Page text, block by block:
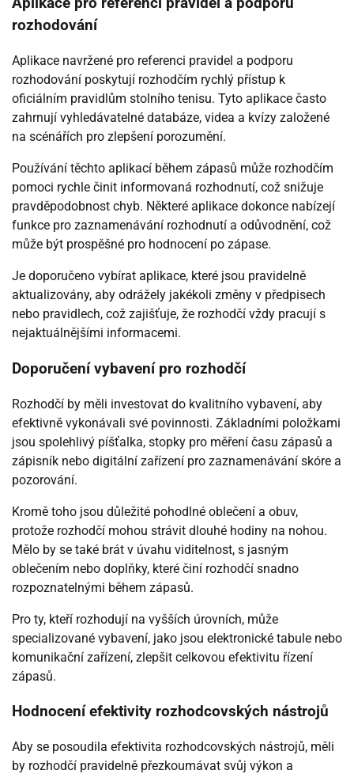
Aplikace pro referenci pravidel a podporu
rozhodování
Aplikace navržené pro referenci pravidel a podporu
rozhodování poskytují rozhodčím rychlý přístup k
oficiálním pravidlům stolního tenisu. Tyto aplikace často
zahrnují vyhledávatelné databáze, videa a kvízy založené
na scénářích pro zlepšení porozumění.
Používání těchto aplikací během zápasů může rozhodčím
pomoci rychle činit informovaná rozhodnutí, což snižuje
pravděpodobnost chyb. Některé aplikace dokonce nabízejí
funkce pro zaznamenávání rozhodnutí a odůvodnění, což
může být prospěšné pro hodnocení po zápase.
Je doporučeno vybírat aplikace, které jsou pravidelně
aktualizovány, aby odrážely jakékoli změny v předpisech
nebo pravidlech, což zajišťuje, že rozhodčí vždy pracují s
nejaktuálnějšími informacemi.
Doporučení vybavení pro rozhodčí
Rozhodčí by měli investovat do kvalitního vybavení, aby
efektivně vykonávali své povinnosti. Základními položkami
jsou spolehlivý píšťalka, stopky pro měření času zápasů a
zápisník nebo digitální zařízení pro zaznamenávání skóre a
pozorování.
Kromě toho jsou důležité pohodlné oblečení a obuv,
protože rozhodčí mohou strávit dlouhé hodiny na nohou.
Mělo by se také brát v úvahu viditelnost, s jasným
oblečením nebo doplňky, které činí rozhodčí snadno
rozpoznatelnými během zápasů.
Pro ty, kteří rozhodují na vyšších úrovních, může
specializované vybavení, jako jsou elektronické tabule nebo
komunikační zařízení, zlepšit celkovou efektivitu řízení
zápasů.
Hodnocení efektivity rozhodcovských nástrojů
Aby se posoudila efektivita rozhodcovských nástrojů, měli
by rozhodčí pravidelně přezkoumávat svůj výkon a